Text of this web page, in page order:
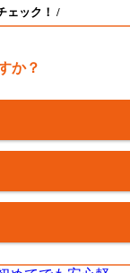
ェック！ /
か？